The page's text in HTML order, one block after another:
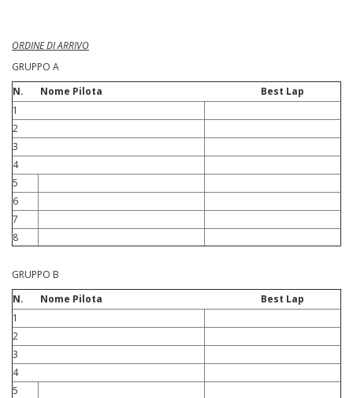
ORDINE DI ARRIVO
GRUPPO A
N. Nome Pilota Best Lap
1
2
3
4
5
6
7
8
GRUPPO B
N. Nome Pilota Best Lap
1
2
3
4
5